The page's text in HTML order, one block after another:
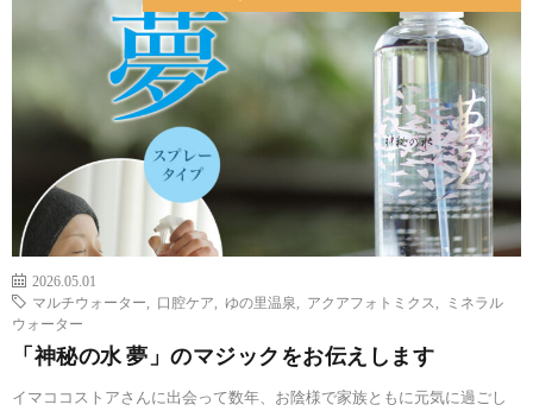
2026.05.01
マルチウォーター
口腔ケア ゆの里温泉 アクアフォトミクス
ミネラル
ウォーター
「神秘の水 夢」のマジックをお伝えします
イマココストアさんに出会って数年、お陰様で家族ともに元気に過ごし